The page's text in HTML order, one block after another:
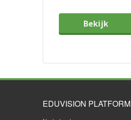
Bekijk
EDUVISION PLATFORM